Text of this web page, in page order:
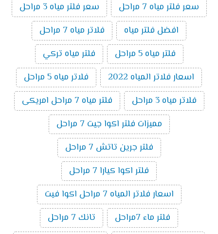
سعر فلتر مياه 7 مراحل
سعر فلتر مياه 3 مراحل
افضل فلتر مياه
فلاتر مياه 7 مراحل
فلتر مياه 5 مراحل
فلتر مياه تركي
اسعار فلاتر المياه 2022
فلاتر مياه 5 مراحل
فلاتر مياه 3 مراحل
فلتر مياه 7 مراحل امريكى
مميزات فلتر اكوا جيت 7 مراحل
فلتر جرين تاتش 7 مراحل
فلتر اكوا كيارا 7 مراحل
اسعار فلاتر المياه 7 مراحل اكوا فيت
فلتر ماء 7مراحل
تانك 7 مراحل